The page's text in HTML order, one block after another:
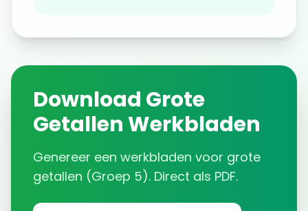
Download Grote
GetallenWerkbladen
Genereer een werkbladen voor grote
getallen (Groep 5). Direct als PDF.